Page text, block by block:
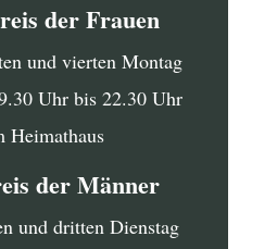
der Frauen
und vierten Montag
Uhr bis 22.30 Uhr
Heimathaus
der Männer
und dritten Dienstag